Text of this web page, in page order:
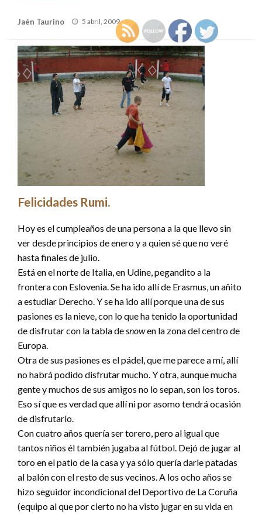
Jaén Taurino
Publicado
5 abril, 2009
Felicidades Rumi.
Hoy es el cumpleaños de una persona a la que llevo sin
ver desde principios de enero y a quien sé que no veré
hasta finales de julio.
Está en el norte de Italia, en Udine, pegandito a la
frontera con Eslovenia. Se ha ido allí de Erasmus, un añito
a estudiar Derecho. Y se ha ido allí porque una de sus
pasiones es la nieve, con lo que ha tenido la oportunidad
de disfrutar con la tabla de snowen la zona del centro de
Europa.
Otra de sus pasiones es el pádel, que me parece a mí, allí
no habrá podido disfrutar mucho. Y otra, aunque mucha
gente y muchos de sus amigos no lo sepan, son los toros.
Eso sí que es verdad que allí ni por asomo tendrá ocasión
de disfrutarlo.
Con cuatro años quería ser torero, pero al igual que
tantos niños él también jugaba al fútbol. Dejó de jugar al
toro en el patio de la casa y ya sólo quería darle patadas
al balón con el resto de sus vecinos. A los ocho años se
hizo seguidor incondicional del Deportivo de La Coruña
(equipo al que por cierto no ha visto jugar en su vida en